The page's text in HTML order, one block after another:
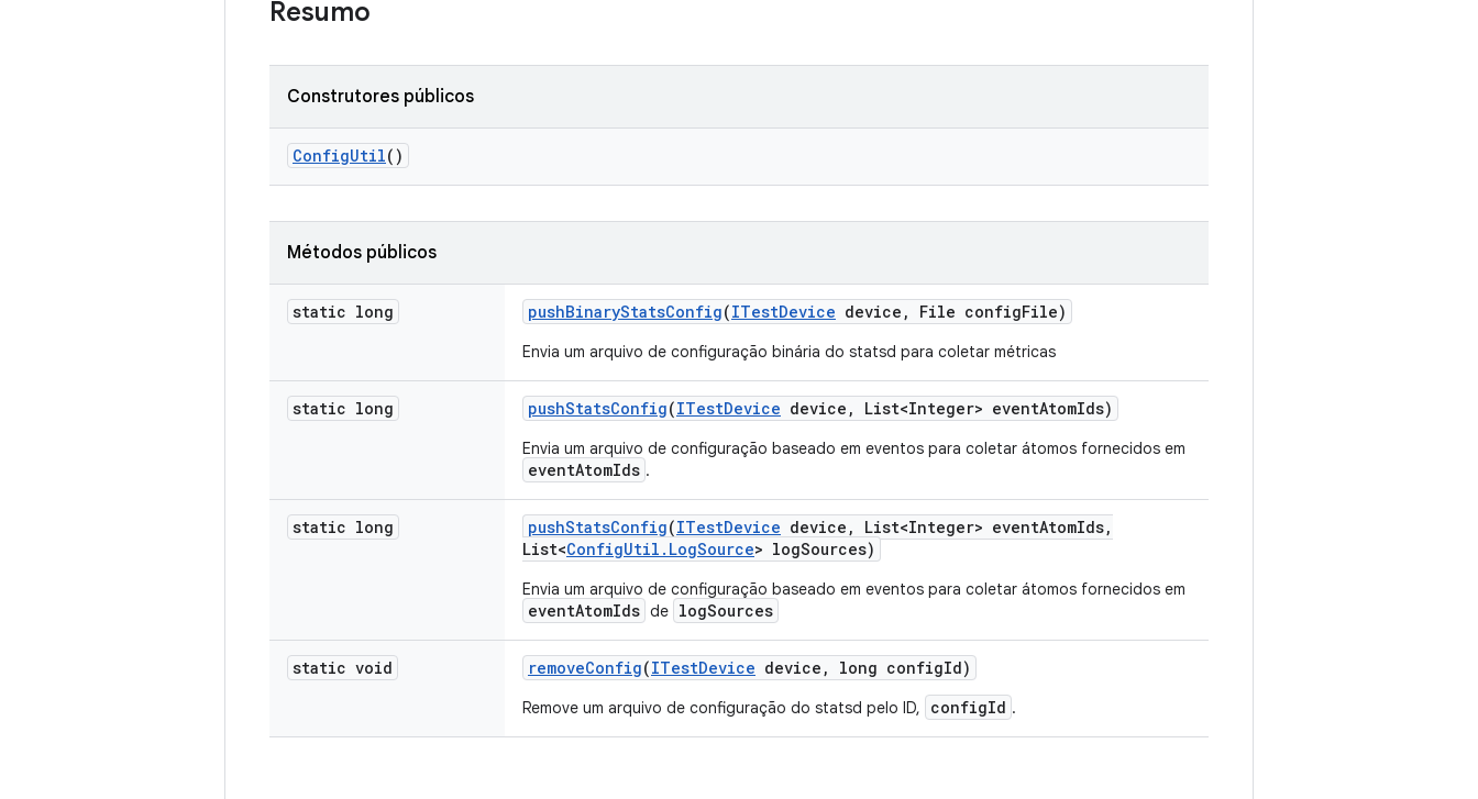
Resumo
Construtores públicos
ConfigUtil()
Métodos públicos
static long pushBinaryStatsConfig(ITestDevice device , File configFile)
Envia um arquivo de configuração binária do statsd para coletar métricas
static long pushStatsConfig(ITestDevice device , List<Integer> eventAtomIds)
Envia um arquivo de configuração baseado em eventos para coletar átomos fornecidos em
eventAtomIds .
static long pushStatsConfig(ITestDevice device , List<Integer> eventAtomIds,
List<ConfigUtil . LogSource> logSources)
Envia um arquivo de configuração baseado em eventos para coletar átomos fornecidos em
eventAtomIds de logSources
static void removeConfig(ITestDevice device , long configId)
Remove um arquivo de configuração do statsd pelo ID, configId .